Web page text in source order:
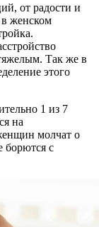
от радости и
в женском
Так же в
этого
1 из 7
на
молчат о
борются с